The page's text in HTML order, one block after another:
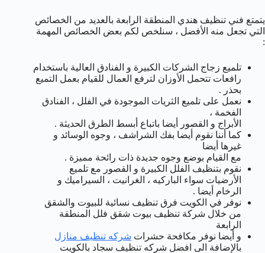
يتمتع فني تنظيف هندي المنطقة الرابعة بالعديد من الخصائص
التي تجعل منه الأفضل ، سنلخص لكم بعض الخصائص المهمة
:
تلميع زجاج الشركات الكبيرة و الفنادق العالية باستخدام
رافعات تتحمل الأوزان لترفع العمال للقيام بعمل التميع
بحذر .
نعمل على تلميع الثريات الموجودة في الفلل ، الفنادق
الفخمة ،
الأبراج و القصور أيضا باتباع أبسط الطرق الحديثة .
كما أننا نقوم أيضا بفك الشراشف ، وجوه الوسائد و
غيرها أيضا
مع القيام بوضع وجوه جديدة ذات رائحة مميزة .
نقوم بتنظيف الفلل الكبيرة و القصور مع تلميع
الأرضيات سواء الباركيه ، الغرانيت ، السيراميك و
الرخام أيضا .
نوفر في الكويت فرق تنظيف نسائية للبيوت والشقق
من خلال شركة تنظيف بيوت شقق فلل المنطقة
الرابعة
و أيضا نوفر مكافحة حشرات شركه تنظيف منازل
بالإضافة الى افضل شركه تنظيف سجاد بالكويت